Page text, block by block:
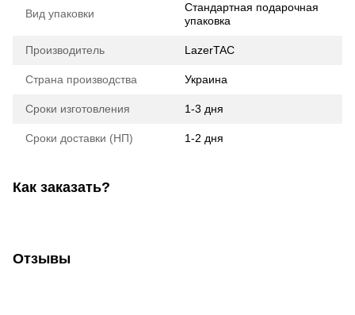
Вид упаковки
Стандартная подарочная
упаковка
Производитель LazerTAC
Страна производства Украина
Сроки изготовления 1-3 дня
Сроки доставки (НП) 1-2 дня
Как заказать?
Отзывы